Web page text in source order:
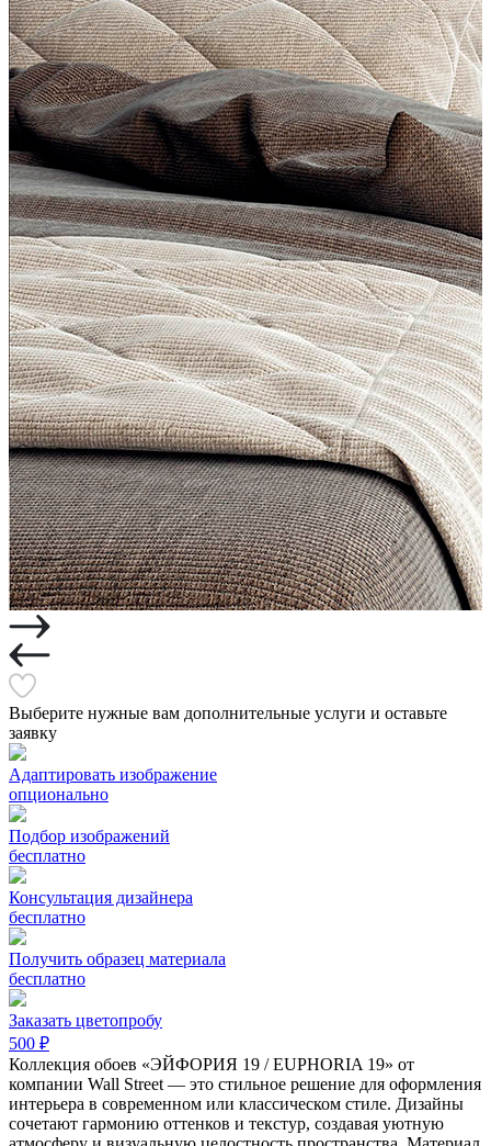
Выберите нужные вам дополнительные услуги и оставьте
заявку
Адаптировать изображение
опционально
Подбор изображений
бесплатно
Консультация дизайнера
бесплатно
Получить образец материала
бесплатно
Заказать цветопробу
500 ₽
Коллекция обоев «ЭЙФОРИЯ 19 / EUPHORIA 19» от
компании Wall Street — это стильное решение для оформления
интерьера в современном или классическом стиле. Дизайны
сочетают гармонию оттенков и текстур, создавая уютную